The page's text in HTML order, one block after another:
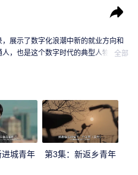
展示了数字化浪潮中新的就业方向和
，也是这个数字时代的典型人物，他
也实现了自我价值的最大化。他们的
破地域、性别、身体、专业的限制，
全部
城青年 第3集：新返乡青年